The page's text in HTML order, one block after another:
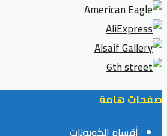
صفحات هامة